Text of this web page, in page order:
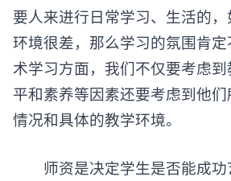
要人来进行日常学习、生活的
环境很差，那么学习的氛围肯
术学习方面，我们不仅要考虑
平和素养等因素还要考虑到他
情况和具体的教学环境。
师资是决定学生是否能成功